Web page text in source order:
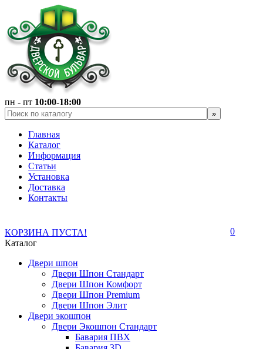
пн - пт 10:00-18:00
Главная
Каталог
Информация
Статьи
Установка
Доставка
Контакты
КОРЗИНА ПУСТА!
0
Каталог
Двери шпон
Двери Шпон Стандарт
Двери Шпон Комфорт
Двери Шпон Premium
Двери Шпон Элит
Двери экошпон
Двери Экошпон Стандарт
Бавария ПВХ